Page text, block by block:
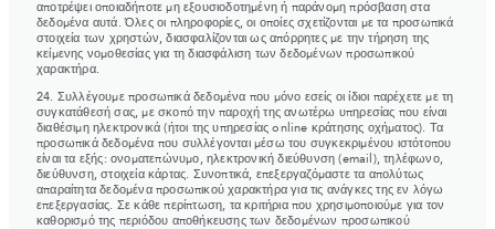
αποτρέψει οποιαδήποτε μη εξουσιοδοτημένη ή παράνομη πρόσβαση στα
δεδομένα αυτά. Όλες οι πληροφορίες, οι οποίες σχετίζονται με τα προσωπικά
στοιχεία των χρηστών, διασφαλίζονται ως απόρρητες με την τήρηση της
κείμενης νομοθεσίας για τη διασφάλιση των δεδομένων προσωπικού
χαρακτήρα.
24. Συλλέγουμε προσωπικά δεδομένα που μόνο εσείς οι ίδιοι παρέχετε με τη
συγκατάθεσή σας, με σκοπό την παροχή της ανωτέρω υπηρεσίας που είναι
διαθέσιμη ηλεκτρονικά (ήτοι της υπηρεσίας online κράτησης οχήματος). Τα
προσωπικά δεδομένα που συλλέγονται μέσω του συγκεκριμένου ιστότοπου
είναι τα εξής: ονοματεπώνυμο, ηλεκτρονική διεύθυνση (email), τηλέφωνο,
διεύθυνση, στοιχεία κάρτας. Συνοπτικά, επεξεργαζόμαστε τα απολύτως
απαραίτητα δεδομένα προσωπικού χαρακτήρα για τις ανάγκες της εν λόγω
επεξεργασίας. Σε κάθε περίπτωση, τα κριτήρια που χρησιμοποιούμε για τον
καθορισμό της περιόδου αποθήκευσης των δεδομένων προσωπικού